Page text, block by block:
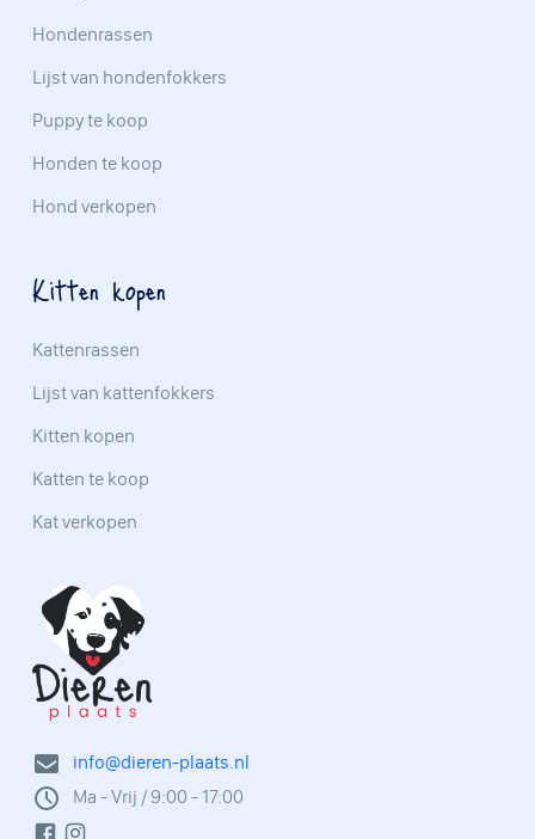
info@dieren-plaats.nl
Ma - Vrij / 9:00 - 17:00
Hondenrassen
Lijst van hondenfokkers
Puppy te koop
Honden te koop
Hond verkopen
Kitten kopen
Kattenrassen
Lijst van kattenfokkers
Kitten kopen
Katten te koop
Kat verkopen